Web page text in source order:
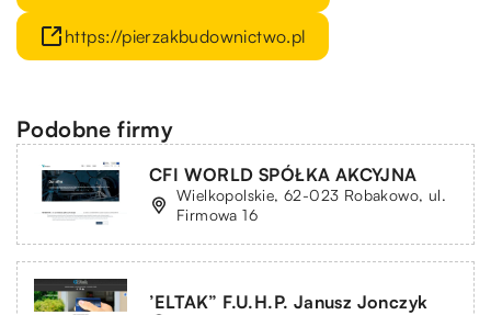
https://pierzakbudownictwo.pl
Podobne firmy
CFI WORLD SPÓŁKA AKCYJNA
Wielkopolskie, 62-023 Robakowo, ul.
Firmowa 16
’ELTAK” F.U.H.P. Janusz Jonczyk